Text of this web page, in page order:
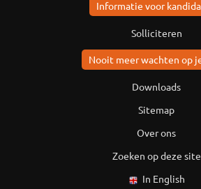
Informatie voor
Solliciteren
Nooit meer wachten op
Downloads
Sitemap
Over ons
Zoeken op deze site
In English